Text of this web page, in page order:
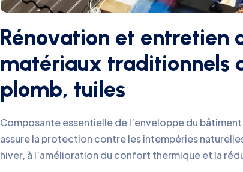
Rénovation et entretien
matériaux traditionnels
plomb, tuiles
Composante essentielle de l’enveloppe du
assure la protection contre les intempéries
hiver, à l’amélioration du confort thermique et la